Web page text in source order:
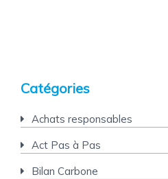
Catégories
Achats responsables
Act Pas à Pas
Bilan Carbone